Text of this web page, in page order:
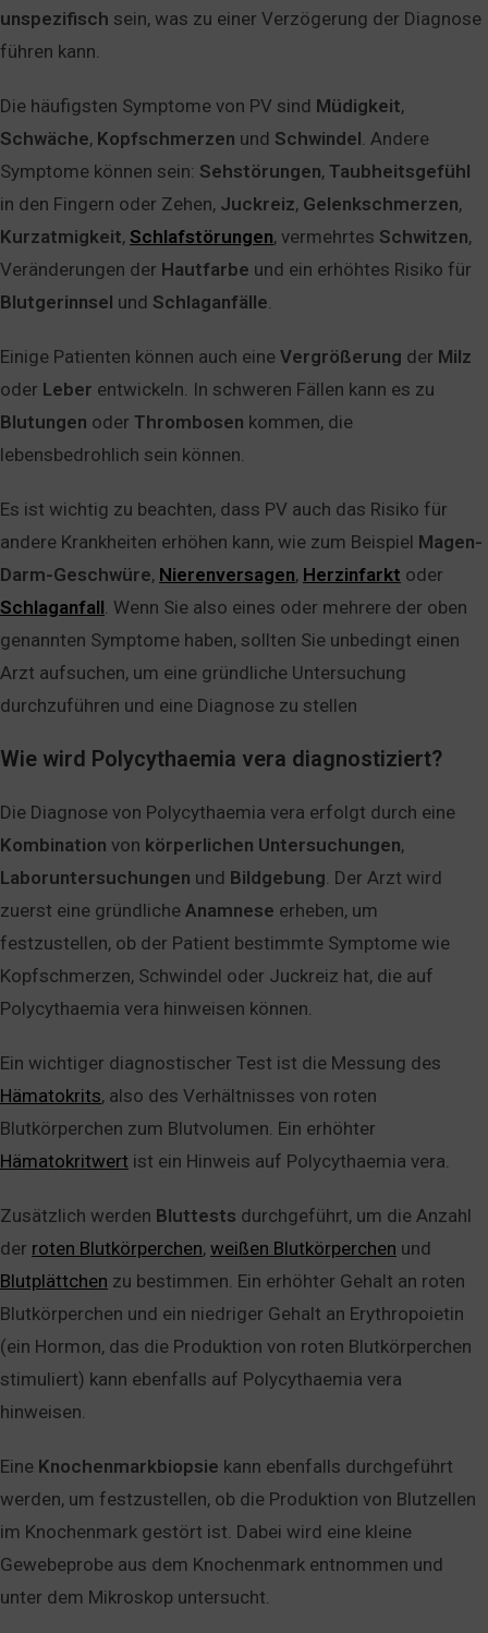
unspezifisch sein, was zu einer Verzögerung der Diagnose
führen kann.
Die häufigsten Symptome von PV sind Müdigkeit,
Schwäche, Kopfschmerzen und Schwindel. Andere
Symptome können sein: Sehstörungen, Taubheitsgefühl
in den Fingern oder Zehen, Juckreiz, Gelenkschmerzen,
Kurzatmigkeit, Schlafstörungen, vermehrtes Schwitzen,
Veränderungen der Hautfarbe und ein erhöhtes Risiko für
Blutgerinnsel und Schlaganfälle.
Einige Patienten können auch eine Vergrößerung der Milz
oder Leber entwickeln. In schweren Fällen kann es zu
Blutungen oder Thrombosen kommen, die
lebensbedrohlich sein können.
Es ist wichtig zu beachten, dass PV auch das Risiko für
andere Krankheiten erhöhen kann, wie zum Beispiel Magen-
Darm-Geschwüre, Nierenversagen, Herzinfarkt oder
Schlaganfall. Wenn Sie also eines oder mehrere der oben
genannten Symptome haben, sollten Sie unbedingt einen
Arzt aufsuchen, um eine gründliche Untersuchung
durchzuführen und eine Diagnose zu stellen
Wie wird Polycythaemia vera diagnostiziert?
Die Diagnose von Polycythaemia vera erfolgt durch eine
Kombination von körperlichen Untersuchungen,
Laboruntersuchungen und Bildgebung. Der Arzt wird
zuerst eine gründliche Anamnese erheben, um
festzustellen, ob der Patient bestimmte Symptome wie
Kopfschmerzen, Schwindel oder Juckreiz hat, die auf
Polycythaemia vera hinweisen können.
Ein wichtiger diagnostischer Test ist die Messung des
Hämatokrits, also des Verhältnisses von roten
Blutkörperchen zum Blutvolumen. Ein erhöhter
Hämatokritwert ist ein Hinweis auf Polycythaemia vera.
Zusätzlich werden Bluttests durchgeführt, um die Anzahl
der roten Blutkörperchen, weißen Blutkörperchen und
Blutplättchen zu bestimmen. Ein erhöhter Gehalt an roten
Blutkörperchen und ein niedriger Gehalt an Erythropoietin
(ein Hormon, das die Produktion von roten Blutkörperchen
stimuliert) kann ebenfalls auf Polycythaemia vera
hinweisen.
Eine Knochenmarkbiopsie kann ebenfalls durchgeführt
werden, um festzustellen, ob die Produktion von Blutzellen
im Knochenmark gestört ist. Dabei wird eine kleine
Gewebeprobe aus dem Knochenmark entnommen und
unter dem Mikroskop untersucht.